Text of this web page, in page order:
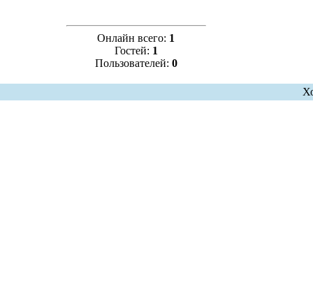
Онлайн всего: 1
Гостей: 1
Пользователей: 0